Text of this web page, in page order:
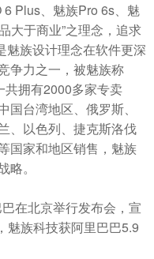
Plus、魅族Pro 6s、魅
大于商业”之理念，追求
魅族设计理念在软件更深
争力之一，被魅族称
共拥有2000多家专卖
台湾地区、俄罗斯、
、以色列、捷克斯洛伐
国家和地区销售，魅族
。
在北京举行发布会，宣
魅族科技获阿里巴巴5.9